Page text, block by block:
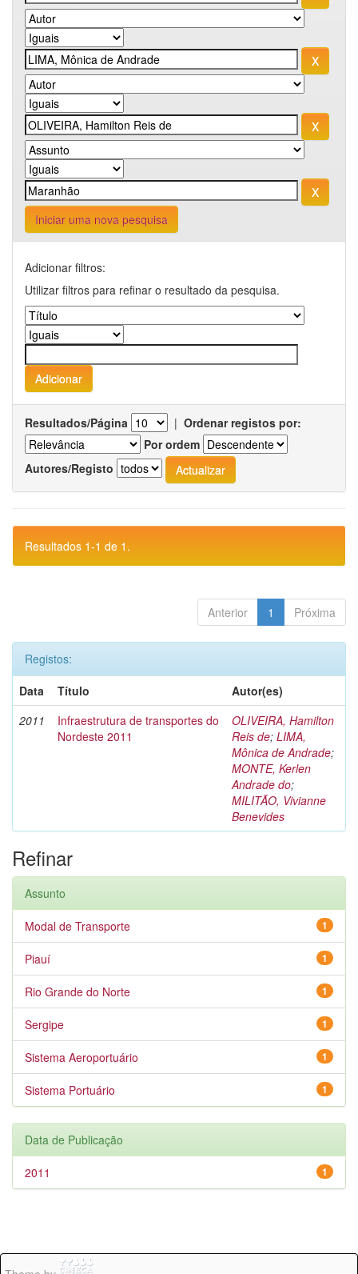
Iniciar uma nova pesquisa
Adicionar filtros:
Utilizar filtros para refinar o resultado da pesquisa.
Resultados/Página | Ordenar registos por:
Por ordem
Autores/Registo
Resultados 1-1 de 1.
Anterior 1 Próxima
Registos:
Data
Título
Autor(es)
2011
Infraestrutura de transportes do
Nordeste 2011
OLIVEIRA, Hamilton
Reis de; LIMA,
Mônica de Andrade;
MONTE, Kerlen
Andrade do;
MILITÃO, Vivianne
Benevides
Refinar
Assunto
1
Modal de Transporte
1
Piauí
1
Rio Grande do Norte
1
Sergipe
1
Sistema Aeroportuário
1
Sistema Portuário
Data de Publicação
1
2011